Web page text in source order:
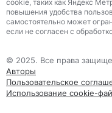
сооkіе, таких как Яндекс
повышения удобства
самостоятельно может
если не согласен с
© 2025. Все права
Авторы
Пользовательское
Использование cookie-